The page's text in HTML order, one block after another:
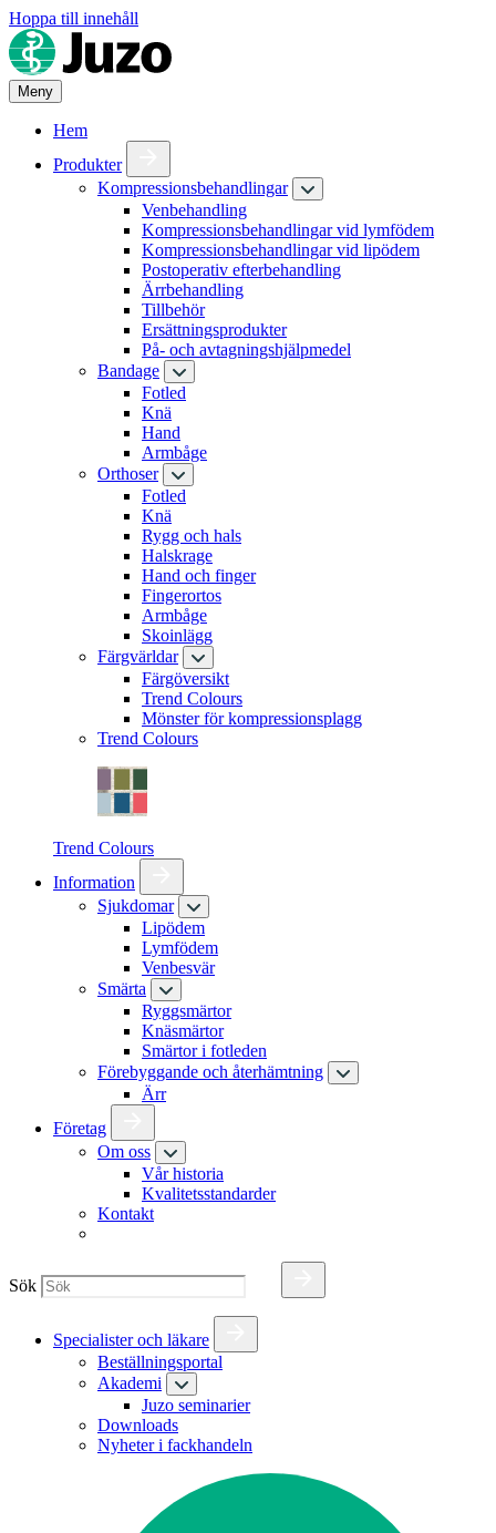
Hoppa till innehåll
Meny
Hem
Produkter
Kompressionsbehandlingar
Venbehandling
Kompressionsbehandlingar vid lymfödem
Kompressionsbehandlingar vid lipödem
Postoperativ efterbehandling
Ärrbehandling
Tillbehör
Ersättningsprodukter
På- och avtagningshjälpmedel
Bandage
Fotled
Knä
Hand
Armbåge
Orthoser
Fotled
Knä
Rygg och hals
Halskrage
Hand och finger
Fingerortos
Armbåge
Skoinlägg
Färgvärldar
Färgöversikt
Trend Colours
Mönster för kompressionsplagg
Trend Colours
Trend Colours
Information
Sjukdomar
Lipödem
Lymfödem
Venbesvär
Smärta
Ryggsmärtor
Knäsmärtor
Smärtor i fotleden
Förebyggande och återhämtning
Ärr
Företag
Om oss
Vår historia
Kvalitetsstandarder
Kontakt
Sök
Specialister och läkare
Beställningsportal
Akademi
Juzo seminarier
Downloads
Nyheter i fackhandeln